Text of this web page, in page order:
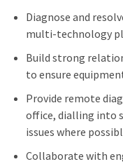
Diagnose and
multi-technology
Build strong
to ensure
Provide remote
office, dialling into
issues where
Collaborate with